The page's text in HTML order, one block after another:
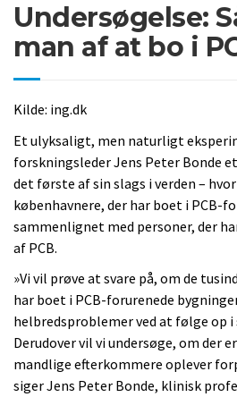
Undersøgelse:
man af at bo i
Kilde: ing.dk
Et ulyksaligt, men naturligt
forskningsleder Jens Peter Bonde
det første af sin slags i verden –
københavnere, der har boet i PCB-
sammenlignet med personer, der
af PCB.
»Vi vil prøve at svare på, om de
har boet i PCB-forurenede
helbredsproblemer ved at følge op
Derudover vil vi undersøge, om der
mandlige efterkommere oplever
siger Jens Peter Bonde, klinisk